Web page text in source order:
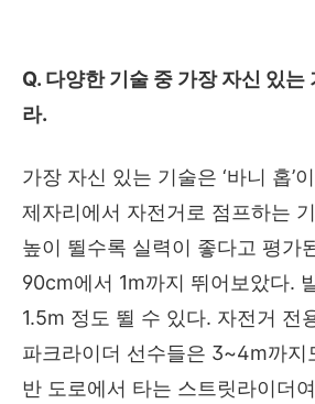
Q. 다양한 기술 중 가장 자신 있는
라.
가장 자신 있는 기술은 ‘바니 홉’
제자리에서 자전거로 점프하는
높이 뛸수록 실력이 좋다고 평가
90cm에서 1m까지 뛰어보았다.
1.5m 정도 뛸 수 있다. 자전거 전
파크라이더 선수들은 3~4m까지
반 도로에서 타는 스트릿라이더